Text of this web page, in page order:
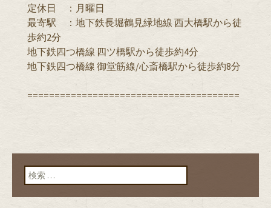
定休日 ：月曜日
最寄駅 ：地下鉄長堀鶴見緑地線 西大橋駅から徒
歩約2分
地下鉄四つ橋線 四ツ橋駅から徒歩約4分
地下鉄四つ橋線 御堂筋線/心斎橋駅から徒歩約8分
=======================================
検索: